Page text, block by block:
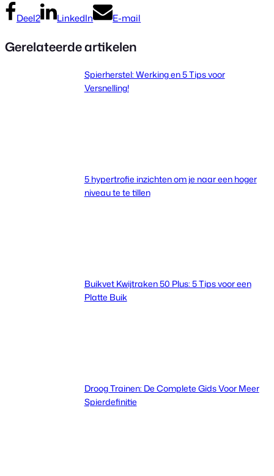
Deel2 LinkedIn E-mail
Gerelateerde artikelen
Spierherstel: Werking en 5 Tips voor
Versnelling!
5 hypertrofie inzichten om je naar een hoger
niveau te te tillen
Buikvet Kwijtraken 50 Plus: 5 Tips voor een
Platte Buik
Droog Trainen: De Complete Gids Voor Meer
Spierdefinitie